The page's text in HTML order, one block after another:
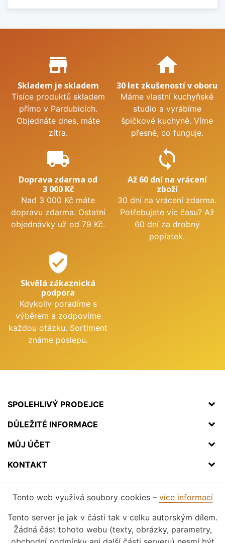
Proč nakupovat u nás?
store_mall_directory
Skladem je skladem
Tisíce produktů skladem
přímo v Pardubicích.
Objednáte dnes, máte
zítra.
home
30 let zkušeností v oboru
Máme vlastní kuchyňské
studio a vyrábíme
špičkové kuchyně. Víme
přesně, co funguje.
local_shipping
Doprava zdarma od
3 000 Kč
Nad 3 000 Kč máte
dopravu zdarma. Ostatní
objednávky už od 79 Kč.
sync
Až 60 dní na vrácení
zboží
30 dní na vrácení zdarma.
Potřebujete víc času? Až
60 dní za drobný
poplatek.
verified_user
Skvělá zákaznická
podpora
Kdykoliv poradíme s
výběrem a zodpovíme
každou otázku. Sortiment
známe poslepu.
SPOLEHLIVÝ PRODEJCE
DŮLEŽITÉ INFORMACE
MŮJ ÚČET
KONTAKT
Tento web využívá soubory cookies – více informací
Tento server je jak v části tak v celku autorským dílem.
Žádná část tohoto webu (texty, obrázky, parametry,